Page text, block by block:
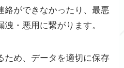
絡ができなかったり、最悪
・悪用に繋がります。
ため、データを適切に保存